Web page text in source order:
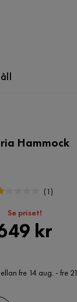
Hammock
(1 )
Se priset!
Pris
kr
fre 14 aug. - fre